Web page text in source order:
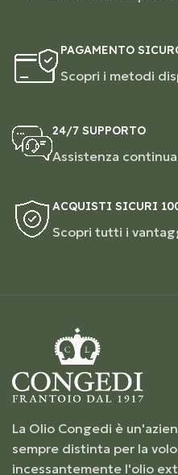
PAGAMENTO
Scopri i metodi
24/7 SUPPORTO
Assistenza
ACQUISTI SICURI
Scopri tutti i
La Olio Congedi è
sempre distinta per la
incessantemente l'olio